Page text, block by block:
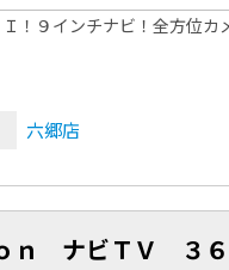
Ｉ！９インチナビ！全方位
六郷店
ｎ ナビＴＶ ３